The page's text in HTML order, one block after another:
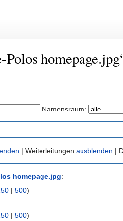
Namensraum:
| Weiterleitungen ausblenden |
homepage.jpg:
| 500)
| 500)